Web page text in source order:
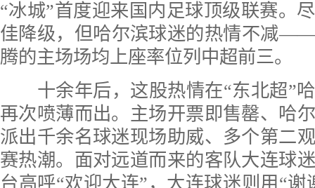
“冰城”首度迎来国内足球顶级联赛。
佳降级，但哈尔滨球迷的热情不减
腾的主场场均上座率位列中超前三。
十余年后，这股热情在“东北超”
再次喷薄而出。主场开票即售罄、哈
派出千余名球迷现场助威、多个第二
赛热潮。面对远道而来的客队大连球
台高呼“欢迎大连”，大连球迷则用“谢